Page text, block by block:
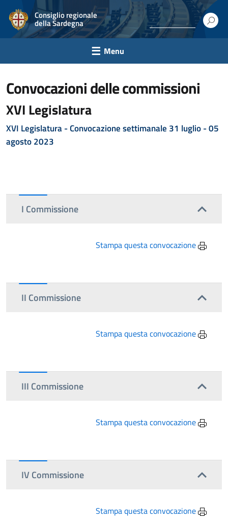
Consiglio regionale
della Sardegna
Menu
convocazioni delle commissioni
XVI Legislatura
XVI Legislatura - Convocazione settimanale 31 luglio - 05
agosto 2023
I Commissione
Stampa questa convocazione
II Commissione
Stampa questa convocazione
III Commissione
Stampa questa convocazione
IV Commissione
Stampa questa convocazione